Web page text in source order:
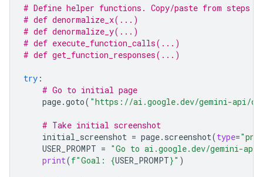
# Define helper functions. Copy/paste from steps 3
# def denormalize_x(...)
# def denormalize_y(...)
# def execute_function_calls(...)
# def get_function_responses(...)
try :
# Go to initial page
page.goto( "https://ai.google.dev/gemini-api/
# Take initial screenshot
initial_screenshot = page. screenshot(type=
USER_PROMPT = "Go to ai.google.dev/gemini-
print(f"Goal: {USER_PROMPT}" )